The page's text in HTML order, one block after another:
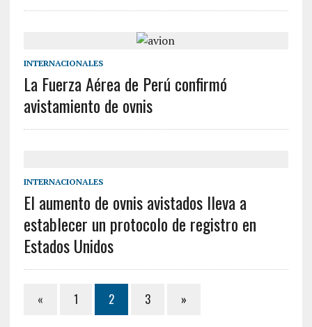
INTERNACIONALES
La Fuerza Aérea de Perú confirmó
avistamiento de ovnis
INTERNACIONALES
El aumento de ovnis avistados lleva a
establecer un protocolo de registro en
Estados Unidos
« 1 2 3 »